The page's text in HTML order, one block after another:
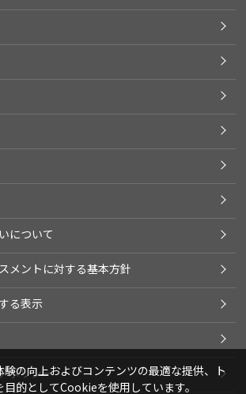
について
メントに対する基本方針
る表示
ポリシー
験の向上およびコンテンツの最適な提供、ト
的としてCookieを使用しています。